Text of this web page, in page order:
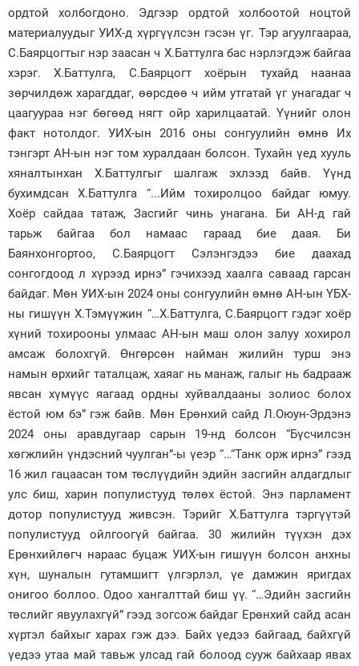
ордтой холбогдоно. Эдгээр ордтой холбоотой ноцтой
материалуудыг УИХ-д хүргүүлсэн гэсэн үг. Тэр агуулгаараа,
С.Баярцогтыг нэр заасан ч Х.Баттулга бас нэрлэгдэж байгаа
хэрэг. Х.Баттулга, С.Баярцогт хоёрын тухайд наанаа
зөрчилдөж харагддаг, өөрсдөө ч ийм утгатай үг унагадаг ч
цаагуураа нэг бөгөөд нягт ойр харилцаатай. Үүнийг олон
факт нотолдог. УИХ-ын 2016 оны сонгуулийн өмнө Их
тэнгэрт АН-ын нэг том хуралдаан болсон. Тухайн үед хууль
хяналтынхан Х.Баттулгыг шалгаж эхлээд байв. Үүнд
бухимдсан Х.Баттулга “...Ийм тохиролцоо байдаг юмуу.
Хоёр сайдаа татаж, Засгийг чинь унагана. Би АН-д гай
тарьж байгаа бол намаас гараад бие даая. Би
Баянхонгортоо, С.Баярцогт Сэлэнгэдээ бие даахад
сонгогдоод л хүрээд ирнэ” гэчихээд хаалга саваад гарсан
байдаг. Мөн УИХ-ын 2024 оны сонгуулийн өмнө АН-ын ҮБХ-
ны гишүүн Х.Тэмүүжин “…Х.Баттулга, С.Баярцогт гэдэг хоёр
хүний тохирооны улмаас АН-ын маш олон залуу хохирол
амсаж болохгүй. Өнгөрсөн найман жилийн турш энэ
намын өрхийг таталцаж, хаяаг нь манаж, галыг нь бадрааж
явсан хүмүүс яагаад ордны хуйвалдааны золиос болох
ёстой юм бэ” гэж байв. Мөн Ерөнхий сайд Л.Оюун-Эрдэнэ
2024 оны аравдугаар сарын 19-нд болсон “Бүсчилсэн
хөгжлийн үндэсний чуулган”-ы үеэр “…“Танк орж ирнэ” гээд
16 жил гацаасан том төслүүдийн эдийн засгийн алдагдлыг
улс биш, харин популистууд төлөх ёстой. Энэ парламент
дотор популистууд живсэн. Тэрийг Х.Баттулга тэргүүтэй
популистууд ойлгоогүй байгаа. 30 жилийн түүхэн дэх
Ерөнхийлөгч нараас буцаж УИХ-ын гишүүн болсон анхны
хүн, шуналын гутамшигт үлгэрлэл, үе дамжин яригдах
онигоо боллоо. Одоо хангалттай биш үү. “…Эдийн засгийн
төслийг явуулахгүй” гээд зогсож байдаг Ерөнхий сайд асан
хүртэл байхыг харах гэж дээ. Байх үедээ байгаад, байхгүй
үедээ утаа май тавьж улсад гай болоод сууж байхаар явах